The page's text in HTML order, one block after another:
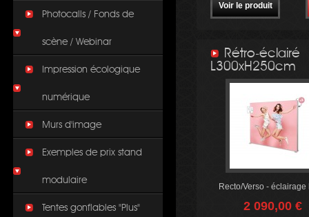
Photocalls / Fonds de
scène / Webinar
Impression écologique
numérique
Murs d'image
Exemples de prix stand
modulaire
Tentes gonflables "Plus"
Voir le produit
Rétro-éclairé
L300xH250cm
Recto/Verso - éclairage
2 090,00 €